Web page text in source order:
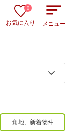
お気に入り
0
メニュー
角地、新着物件